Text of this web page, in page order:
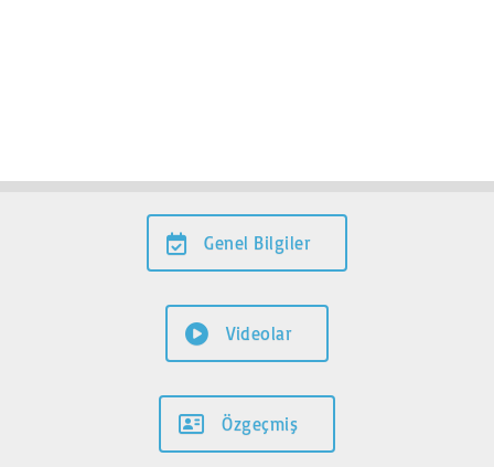
Genel Bilgiler
Videolar
Özgeçmiş